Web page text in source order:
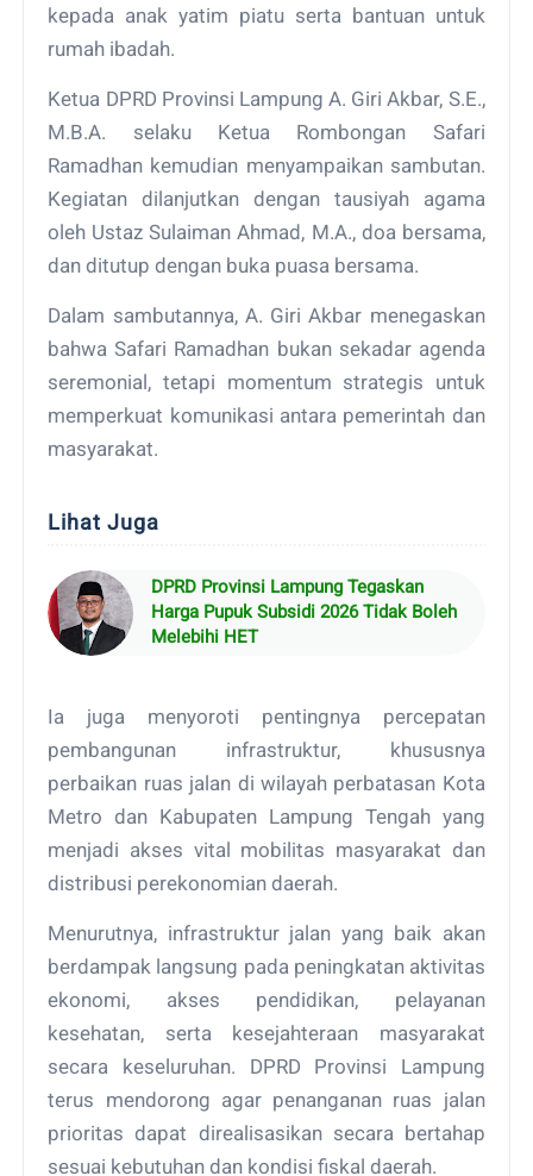
kepada anak yatim piatu serta bantuan untuk
rumah ibadah.
Ketua DPRD Provinsi Lampung A. Giri Akbar, S.E.,
M.B.A. selaku Ketua Rombongan Safari
Ramadhan kemudian menyampaikan sambutan.
Kegiatan dilanjutkan dengan tausiyah agama
oleh Ustaz Sulaiman Ahmad, M.A., doa bersama,
dan ditutup dengan buka puasa bersama.
Dalam sambutannya, A. Giri Akbar menegaskan
bahwa Safari Ramadhan bukan sekadar agenda
seremonial, tetapi momentum strategis untuk
memperkuat komunikasi antara pemerintah dan
masyarakat.
Lihat Juga
DPRD Provinsi Lampung Tegaskan
Harga Pupuk Subsidi 2026 Tidak Boleh
Melebihi HET
Ia juga menyoroti pentingnya percepatan
pembangunan infrastruktur, khususnya
perbaikan ruas jalan di wilayah perbatasan Kota
Metro dan Kabupaten Lampung Tengah yang
menjadi akses vital mobilitas masyarakat dan
distribusi perekonomian daerah.
Menurutnya, infrastruktur jalan yang baik akan
berdampak langsung pada peningkatan aktivitas
ekonomi, akses pendidikan, pelayanan
kesehatan, serta kesejahteraan masyarakat
secara keseluruhan. DPRD Provinsi Lampung
terus mendorong agar penanganan ruas jalan
prioritas dapat direalisasikan secara bertahap
sesuai kebutuhan dan kondisi fiskal daerah.